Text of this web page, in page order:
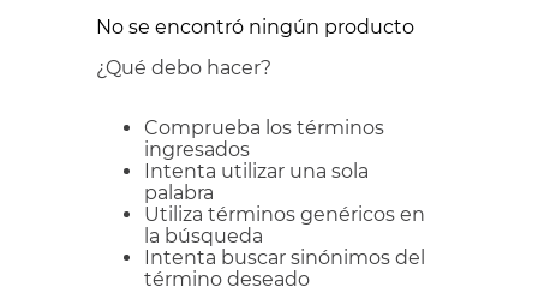
No se encontró ningún producto
¿Qué debo hacer?
Comprueba los términos
ingresados
Intenta utilizar una sola
palabra
Utiliza términos genéricos en
la búsqueda
Intenta buscar sinónimos del
término deseado